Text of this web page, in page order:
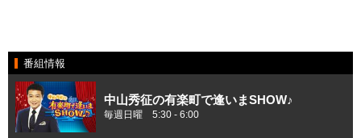
番組情報
中山秀征の有楽町で逢いまSHOW♪
毎週日曜 5:30 - 6:00